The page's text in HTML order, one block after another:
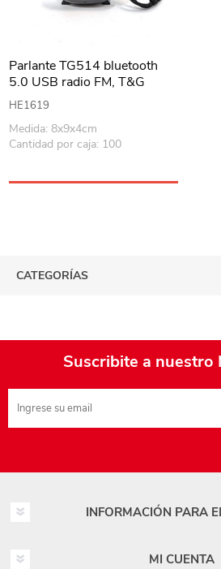
Parlante TG514 bluetooth
5.0 USB radio FM, T&G
varios colores, en caja
HE1619
Medida: 8x9x4cm
Cantidad por caja: 100
CATEGORÍAS
Suscribite a nuestro
INFORMACIÓN PARA
MI CUENTA